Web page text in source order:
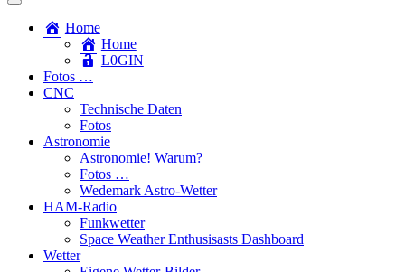
Toggle
search
field
Home
Home
L​0​​GIN
Fotos …
CNC
Technische Daten
Fotos
Astronomie
Astronomie! Warum?
Fotos …
Wedemark Astro-Wetter
HAM-Radio
Funkwetter
Space Weather Enthusisasts Dashboard
Wetter